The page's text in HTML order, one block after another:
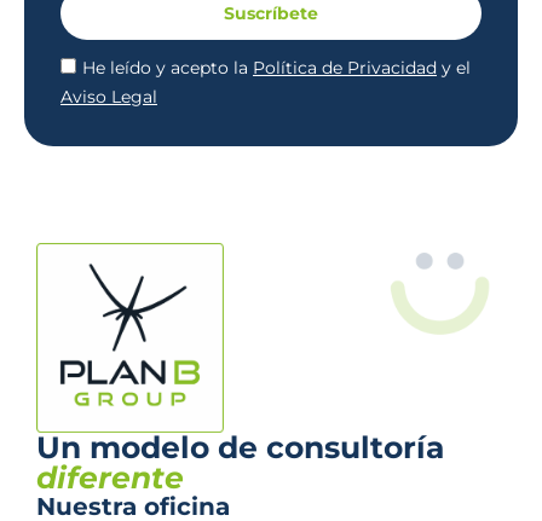
He leído y acepto la Política de Privacidad y el
Aviso Legal
Suscríbete
Un modelo de consultoría
diferente
Nuestra oficina